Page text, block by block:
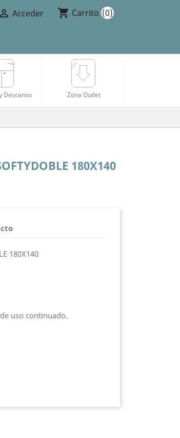
 Acceder shopping_cart Carrito (0)
Descanso Zona Outlet
180X140
180X140
uso continuado.